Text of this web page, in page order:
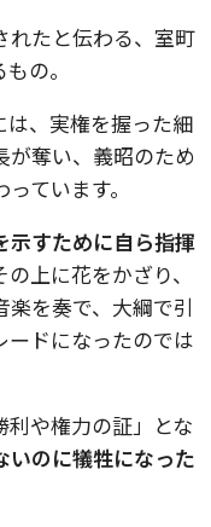
れたと伝わる、室町
の。
、実権を握った細
が奪い、義昭のため
ています。
示すために自ら指揮
上に花をかざり、
を奏で、大綱で引
ードになったのでは
利や権力の証」とな
いのに犠牲になった